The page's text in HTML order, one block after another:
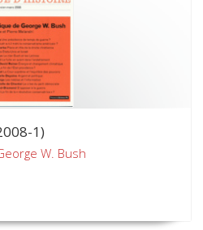
1)
W. Bush